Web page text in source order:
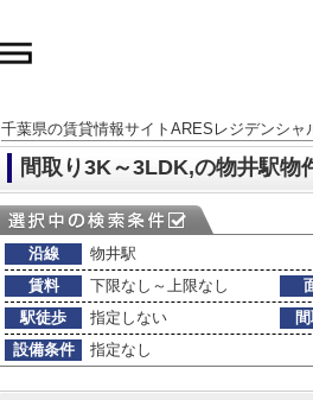
千葉県の賃貸情報サイトARESレジデンシャ
間取り3K～3LDK,の物井駅物
沿線
物井駅
賃料
下限なし～上限なし
駅徒歩
指定しない
設備条件
指定なし